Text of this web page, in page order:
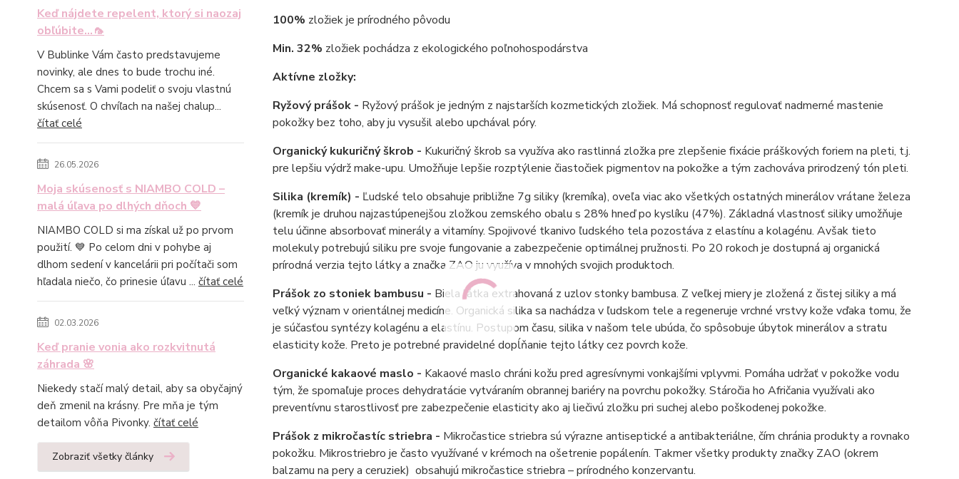
Keď nájdete repelent, ktorý si naozaj
obľúbite...🦟
V Bublinke Vám často predstavujeme
novinky, ale dnes to bude trochu iné.
Chcem sa s Vami podeliť o svoju vlastnú
skúsenosť. O chvíľach na našej chalup...
čítať celé
26.05.2026
Moja skúsenosť s NIAMBO COLD –
malá úľava po dlhých dňoch 💙
NIAMBO COLD si ma získal už po prvom
použití. 💙 Po celom dni v pohybe aj
dlhom sedení v kancelárii pri počítači som
hľadala niečo, čo prinesie úľavu ... čítať celé
02.03.2026
Keď pranie vonia ako rozkvitnutá
záhrada 🌸
Niekedy stačí malý detail, aby sa obyčajný
deň zmenil na krásny. Pre mňa je tým
detailom vôňa Pivonky. čítať celé
Zobraziť všetky články
100% zložiek je prírodného pôvodu
Min. 32% zložiek pochádza z ekologického poľnohospodárstva
Aktívne zložky:
Ryžový prášok - Ryžový prášok je jedným z najstarších kozmetických zložiek. Má schopnosť regulovať nadmerné mastenie
pokožky bez toho, aby ju vysušil alebo upchával póry.
Organický kukuričný škrob - Kukuričný škrob sa využíva ako rastlinná zložka pre zlepšenie fixácie práškových foriem na pleti, t.j.
pre lepšiu výdrž make-upu. Umožňuje lepšie rozptýlenie čiastočiek pigmentov na pokožke a tým zachováva prirodzený tón pleti.
Silika (kremík) - Ľudské telo obsahuje približne 7g siliky (kremíka), oveľa viac ako všetkých ostatných minerálov vrátane železa
(kremík je druhou najzastúpenejšou zložkou zemského obalu s 28% hneď po kyslíku (47%). Základná vlastnosť siliky umožňuje
telu účinne absorbovať minerály a vitamíny. Spojivové tkanivo ľudského tela pozostáva z elastínu a kolagénu. Avšak tieto
molekuly potrebujú siliku pre svoje fungovanie a zabezpečenie optimálnej pružnosti. Po 20 rokoch je dostupná aj organická
prírodná verzia tejto látky a značka ZAO ju využíva v mnohých svojich produktoch.
Prášok zo stoniek bambusu - Biela látka extrahovaná z uzlov stonky bambusa. Z veľkej miery je zložená z čistej siliky a má
veľký význam v orientálnej medicíne. Organická silika sa nachádza v ľudskom tele a regeneruje vrchné vrstvy kože vďaka tomu, že
je súčasťou syntézy kolagénu a elastínu. Postupom času, silika v našom tele ubúda, čo spôsobuje úbytok minerálov a stratu
elasticity kože. Preto je potrebné pravidelné dopĺňanie tejto látky cez povrch kože.
Organické kakaové maslo - Kakaové maslo chráni kožu pred agresívnymi vonkajšími vplyvmi. Pomáha udržať v pokožke vodu
tým, že spomaľuje proces dehydratácie vytváraním obrannej bariéry na povrchu pokožky. Stáročia ho Afričania využívali ako
preventívnu starostlivosť pre zabezpečenie elasticity ako aj liečivú zložku pri suchej alebo poškodenej pokožke.
Prášok z mikročastíc striebra - Mikročastice striebra sú výrazne antiseptické a antibakteriálne, čím chránia produkty a rovnako
pokožku. Mikrostriebro je často využívané v krémoch na ošetrenie popálenín. Takmer všetky produkty značky ZAO (okrem
balzamu na pery a ceruziek) obsahujú mikročastice striebra – prírodného konzervantu.